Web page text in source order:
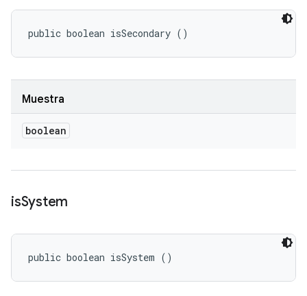
public boolean isSecondary ()
Muestra
boolean
isSystem
public boolean isSystem ()